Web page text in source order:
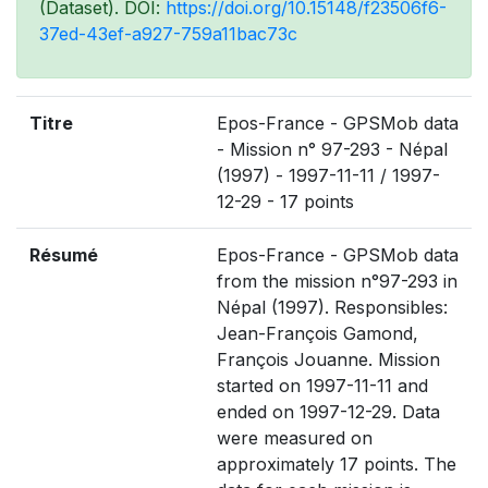
(Dataset). DOI: https://doi.org/10.15148/f23506f6-
37ed-43ef-a927-759a11bac73c
Titre
Epos-France - GPSMob data
- Mission n° 97-293 - Népal
(1997) - 1997-11-11 / 1997-
12-29 - 17 points
Résumé
Epos-France - GPSMob data
from the mission n°97-293 in
Népal (1997). Responsibles:
Jean-François Gamond,
François Jouanne. Mission
started on 1997-11-11 and
ended on 1997-12-29. Data
were measured on
approximately 17 points. The